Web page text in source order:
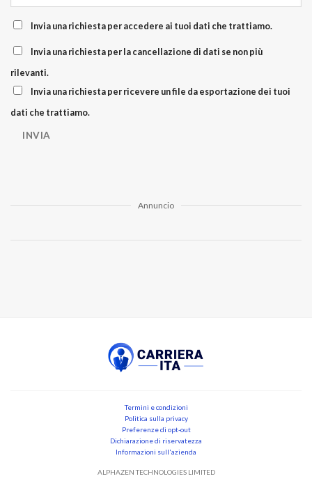
Invia una richiesta per accedere ai tuoi dati che trattiamo.
Invia una richiesta per la cancellazione di dati se non più
rilevanti.
Invia una richiesta per ricevere un file da esportazione dei tuoi
dati che trattiamo.
Annuncio
Termini e condizioni
Politica sulla privacy
Preferenze di opt-out
Dichiarazione di riservatezza
Informazioni sull'azienda
ALPHAZEN TECHNOLOGIES LIMITED